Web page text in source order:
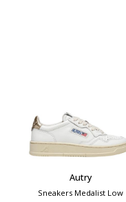
Autry
Sneakers Medalist Low